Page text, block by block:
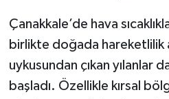
Çanakkale’de hava
birlikte doğada hareketlilik
uykusundan çıkan yılanlar
başladı. Özellikle kırsal